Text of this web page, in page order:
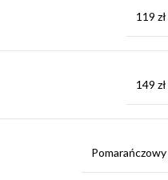
119 zł
149 zł
Pomarańczowy